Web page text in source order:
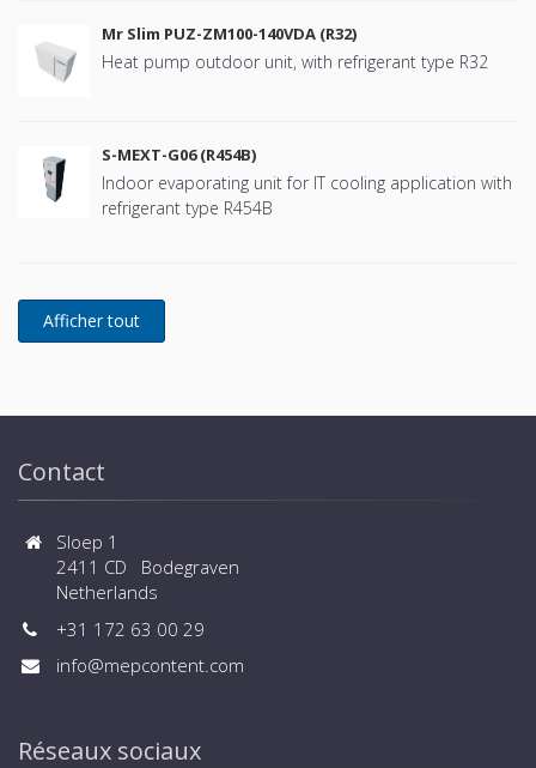
Mr Slim PUZ-ZM100-140VDA (R32)
Heat pump outdoor unit, with refrigerant type R32
S-MEXT-G06 (R454B)
Indoor evaporating unit for IT cooling application with
refrigerant type R454B
Contact
Sloep 1
2411 CD Bodegraven
Netherlands
+31 172 63 00 29
info@mepcontent.com
Réseaux sociaux